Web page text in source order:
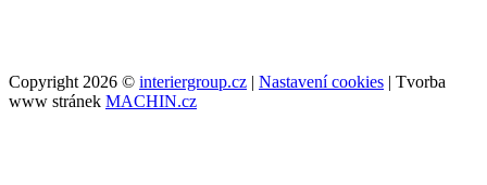
Copyright 2026 © interiergroup.cz | Nastavení cookies | Tvorba
www stránek MACHIN.cz